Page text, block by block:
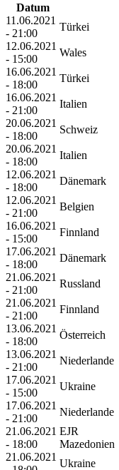
Datum
11.06.2021
- 21:00
Türkei
12.06.2021
- 15:00
Wales
16.06.2021
- 18:00
Türkei
16.06.2021
- 21:00
Italien
20.06.2021
- 18:00
Schweiz
20.06.2021
- 18:00
Italien
12.06.2021
- 18:00
Dänemark
12.06.2021
- 21:00
Belgien
16.06.2021
- 15:00
Finnland
17.06.2021
- 18:00
Dänemark
21.06.2021
- 21:00
Russland
21.06.2021
- 21:00
Finnland
13.06.2021
- 18:00
Österreich
13.06.2021
- 21:00
Niederlande
17.06.2021
- 15:00
Ukraine
17.06.2021
- 21:00
Niederlande
21.06.2021
- 18:00
EJR
Mazedonien
21.06.2021
Ukraine